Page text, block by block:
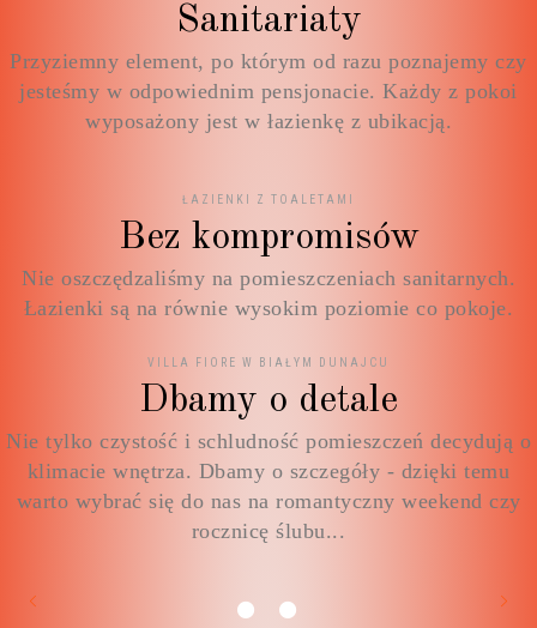
Sanitariaty
Przyziemny element, po którym od razu poznajemy czy
jesteśmy w odpowiednim pensjonacie. Każdy z pokoi
wyposażony jest w łazienkę z ubikacją.
ŁAZIENKI Z TOALETAMI
Bez kompromisów
Nie oszczędzaliśmy na pomieszczeniach sanitarnych.
Łazienki są na równie wysokim poziomie co pokoje.
VILLA FIORE W BIAŁYM DUNAJCU
Dbamy o detale
Nie tylko czystość i schludność pomieszczeń decydują o
klimacie wnętrza. Dbamy o szczegóły - dzięki temu
warto wybrać się do nas na romantyczny weekend czy
rocznicę ślubu...